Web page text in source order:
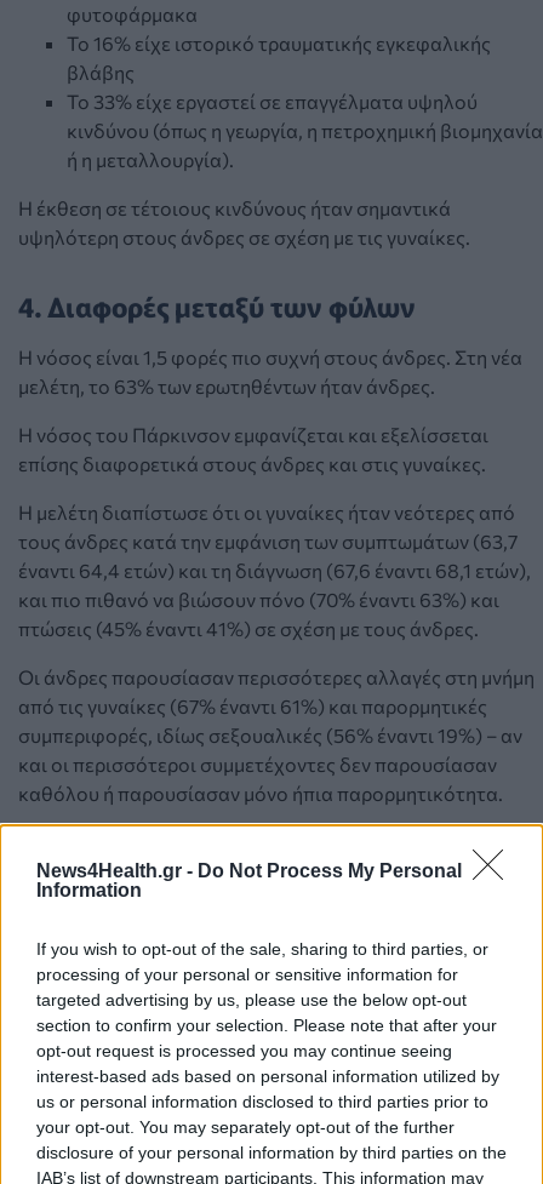
News4Health.gr - Do Not Process My Personal
Information
If you wish to opt-out of the sale, sharing to third parties, or
processing of your personal or sensitive information for
targeted advertising by us, please use the below opt-out
section to confirm your selection. Please note that after your
opt-out request is processed you may continue seeing
interest-based ads based on personal information utilized by
us or personal information disclosed to third parties prior to
your opt-out. You may separately opt-out of the further
disclosure of your personal information by third parties on the
IAB’s list of downstream participants. This information may
φυτοφάρμακα
Το 16% είχε ιστορικό τραυματικής εγκεφαλικής
βλάβης
Το 33% είχε εργαστεί σε επαγγέλματα υψηλού
κινδύνου (όπως η γεωργία, η πετροχημική βιομηχανία
ή η μεταλλουργία).
Η έκθεση σε τέτοιους κινδύνους ήταν σημαντικά
υψηλότερη στους άνδρες σε σχέση με τις γυναίκες.
4. Διαφορές μεταξύ των φύλων
Η νόσος είναι 1,5 φορές πιο συχνή στους άνδρες. Στη νέα
μελέτη, το 63% των ερωτηθέντων ήταν άνδρες.
Η νόσος του Πάρκινσον εμφανίζεται και εξελίσσεται
επίσης διαφορετικά στους άνδρες και στις γυναίκες.
Η μελέτη διαπίστωσε ότι οι γυναίκες ήταν νεότερες από
τους άνδρες κατά την εμφάνιση των συμπτωμάτων (63,7
έναντι 64,4 ετών) και τη διάγνωση (67,6 έναντι 68,1 ετών),
και πιο πιθανό να βιώσουν πόνο (70% έναντι 63%) και
πτώσεις (45% έναντι 41%) σε σχέση με τους άνδρες.
Οι άνδρες παρουσίασαν περισσότερες αλλαγές στη μνήμη
από τις γυναίκες (67% έναντι 61%) και παρορμητικές
συμπεριφορές, ιδίως σεξουαλικές (56% έναντι 19%) – αν
και οι περισσότεροι συμμετέχοντες δεν παρουσίασαν
καθόλου ή παρουσίασαν μόνο ήπια παρορμητικότητα.
Τι δεν γνωρίζουμε ακόμα
ρίχνουν πολύτιμο φως στους ανθρώπους που ζουν με τη
νόσο του Πάρκινσον στην Αυστραλία.
Ωστόσο, αφορά μόνο ένα μικρό μέρος του πληθυσμού.
Πάνω από 186.000 άτομα με νόσο του Πάρκινσον
κλήθηκαν να συμμετάσχουν και λίγο λιγότερα από 11.000
συμμετείχαν – ποσοστό ανταπόκρισης μικρότερο του 6%.
Από αυτούς τους συμμετέχοντες, το 93% είχε ευρωπαϊκή